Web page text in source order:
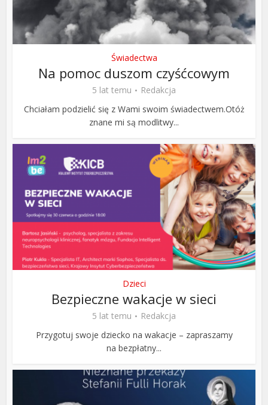
Świadectwa
Na pomoc duszom czyśćcowym
5 lat temu
Redakcja
Chciałam podzielić się z Wami swoim świadectwem.Otóż
znane mi są modlitwy...
Dzieci
Bezpieczne wakacje w sieci
5 lat temu
Redakcja
Przygotuj swoje dziecko na wakacje – zapraszamy
na bezpłatny...